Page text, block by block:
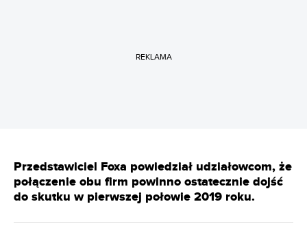
REKLAMA
Przedstawiciel Foxa powiedział udziałowcom, że
połączenie obu firm powinno ostatecznie dojść
do skutku w pierwszej połowie 2019 roku.